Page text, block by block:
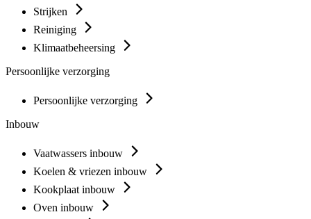
Strijken
Reiniging
Klimaatbeheersing
Persoonlijke verzorging
Persoonlijke verzorging
Inbouw
Vaatwassers inbouw
Koelen & vriezen inbouw
Kookplaat inbouw
Oven inbouw